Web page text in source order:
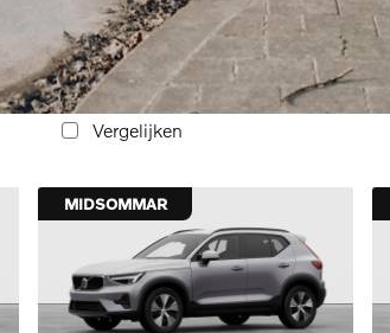
(MHEV) Benzine
Benzine
Vergelijken
MIDSOMMAR